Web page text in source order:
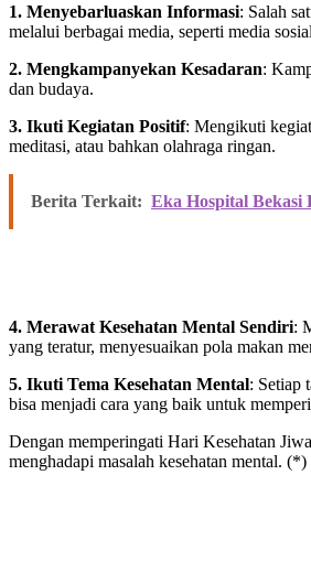
1. Menyebarluaskan Informasi: Salah
melalui berbagai media, seperti media
2. Mengkampanyekan Kesadaran:
dan budaya.
3. Ikuti Kegiatan Positif: Mengikuti
meditasi, atau bahkan olahraga ringan.
Berita Terkait: Eka Hospital Bekasi
4. Merawat Kesehatan Mental Sendiri:
yang teratur, menyesuaikan pola makan
5. Ikuti Tema Kesehatan Mental: Setiap
bisa menjadi cara yang baik untuk
Dengan memperingati Hari Kesehatan
menghadapi masalah kesehatan mental. (*)